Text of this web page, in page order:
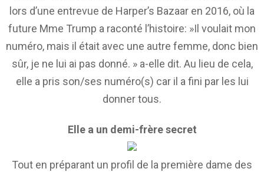
lors d’une entrevue de Harper’s Bazaar en 2016, où la
future Mme Trump a raconté l’histoire: »Il voulait mon
numéro, mais il était avec une autre femme, donc bien
sûr, je ne lui ai pas donné. » a-elle dit. Au lieu de cela,
elle a pris son/ses numéro(s) car il a fini par les lui
donner tous.
Elle a un demi-frère secret
Tout en préparant un profil de la première dame des